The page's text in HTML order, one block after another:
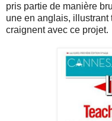
pris partie de manière
une en anglais, illustrant
craignent avec ce projet.